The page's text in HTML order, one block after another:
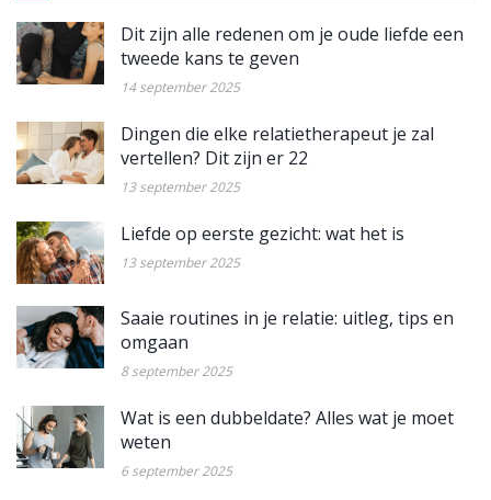
Dit zijn alle redenen om je oude liefde een
tweede kans te geven
14 september 2025
Dingen die elke relatietherapeut je zal
vertellen? Dit zijn er 22
13 september 2025
Liefde op eerste gezicht: wat het is
13 september 2025
Saaie routines in je relatie: uitleg, tips en
omgaan
8 september 2025
Wat is een dubbeldate? Alles wat je moet
weten
6 september 2025